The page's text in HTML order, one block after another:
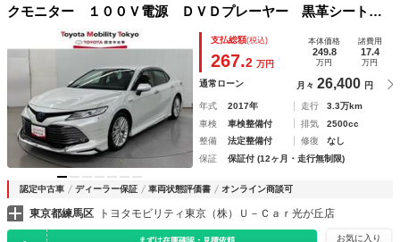
クモニター １００Ｖ電源 ＤＶＤプレーヤー 黒革シート
ナビＴＶ 横滑防止装置 盗難防止システム 電動シート メ
モリ－ナビ ＬＥＤランプ スマートキー オートクルーズ
支払総額(税込)
267.2 万円
本体価格
249.8
万円
諸費用
17.4
万円
通常ローン 月々 26,400 円
年式 2017年 走行
3.3万km
車検
車検整備付 排気
2500cc
整備
法定整備付 修復
なし
保証
保証付 (12ヶ月・走行無制限)
認定中古車 ディーラー保証 車両状態評価書 オンライン商談可
東京都練馬区 トヨタモビリティ東京（株）Ｕ－Ｃａｒ光が丘店
まずは在庫確認・見積依頼 お気に入り